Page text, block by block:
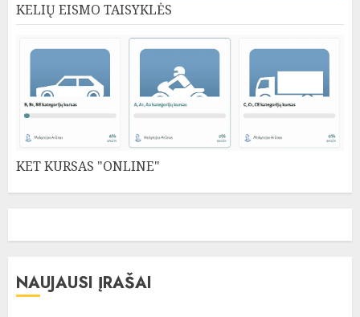
KELIŲ EISMO TAISYKLĖS
KET KURSAS "ONLINE"
NAUJAUSI ĮRAŠAI